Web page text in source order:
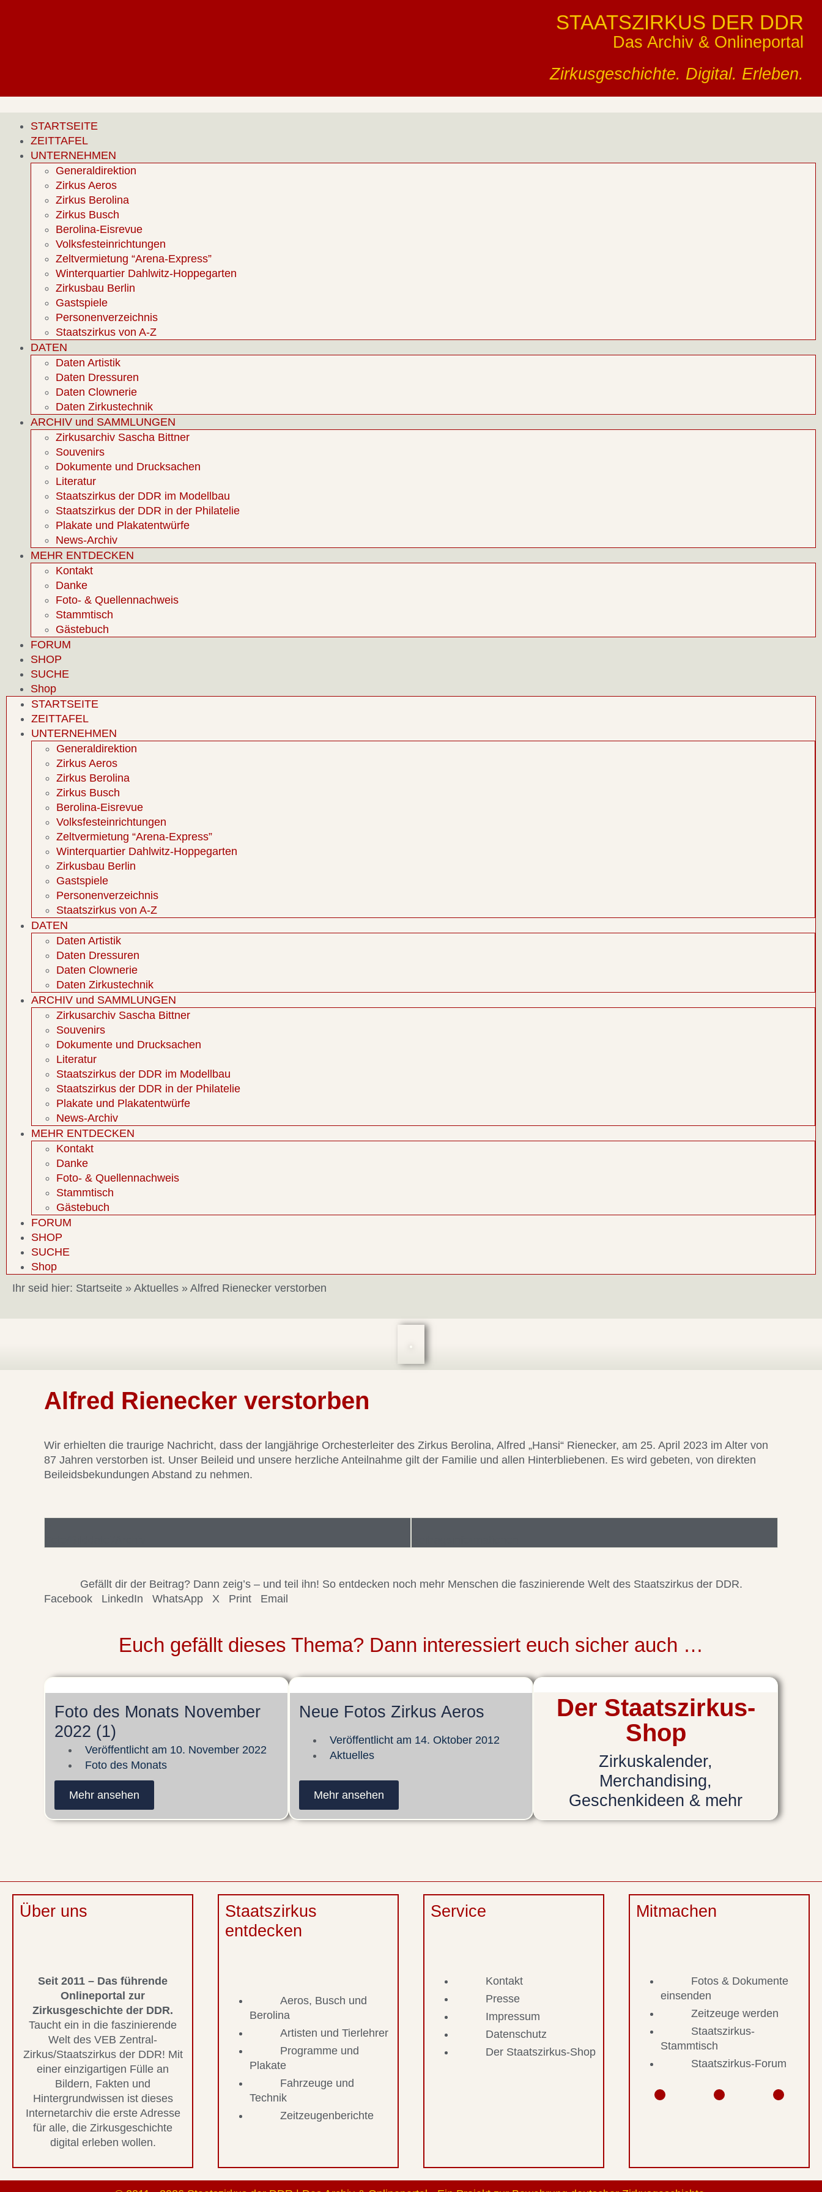
STAATSZIRKUS DER DDR
Das Archiv & Onlineportal
Zirkusgeschichte. Digital. Erleben.
STARTSEITE
ZEITTAFEL
UNTERNEHMEN
Generaldirektion
Zirkus Aeros
Zirkus Berolina
Zirkus Busch
Berolina-Eisrevue
Volksfesteinrichtungen
Zeltvermietung “Arena-Express”
Winterquartier Dahlwitz-Hoppegarten
Zirkusbau Berlin
Gastspiele
Personenverzeichnis
Staatszirkus von A-Z
DATEN
Daten Artistik
Daten Dressuren
Daten Clownerie
Daten Zirkustechnik
ARCHIV und SAMMLUNGEN
Zirkusarchiv Sascha Bittner
Souvenirs
Dokumente und Drucksachen
Literatur
Staatszirkus der DDR im Modellbau
Staatszirkus der DDR in der Philatelie
Plakate und Plakatentwürfe
News-Archiv
MEHR ENTDECKEN
Kontakt
Danke
Foto- & Quellennachweis
Stammtisch
Gästebuch
FORUM
SHOP
SUCHE
Shop
STARTSEITE
ZEITTAFEL
UNTERNEHMEN
Generaldirektion
Zirkus Aeros
Zirkus Berolina
Zirkus Busch
Berolina-Eisrevue
Volksfesteinrichtungen
Zeltvermietung “Arena-Express”
Winterquartier Dahlwitz-Hoppegarten
Zirkusbau Berlin
Gastspiele
Personenverzeichnis
Staatszirkus von A-Z
DATEN
Daten Artistik
Daten Dressuren
Daten Clownerie
Daten Zirkustechnik
ARCHIV und SAMMLUNGEN
Zirkusarchiv Sascha Bittner
Souvenirs
Dokumente und Drucksachen
Literatur
Staatszirkus der DDR im Modellbau
Staatszirkus der DDR in der Philatelie
Plakate und Plakatentwürfe
News-Archiv
MEHR ENTDECKEN
Kontakt
Danke
Foto- & Quellennachweis
Stammtisch
Gästebuch
FORUM
SHOP
SUCHE
Shop
Ihr seid hier: Startseite » Aktuelles » Alfred Rienecker verstorben
Alfred Rienecker verstorben
Wir erhielten die traurige Nachricht, dass der langjährige Orchesterleiter des Zirkus Berolina, Alfred „Hansi“ Rienecker, am 25. April 2023 im Alter von
87 Jahren verstorben ist. Unser Beileid und unsere herzliche Anteilnahme gilt der Familie und allen Hinterbliebenen. Es wird gebeten, von direkten
Beileidsbekundungen Abstand zu nehmen.
Gefällt dir der Beitrag? Dann zeig’s – und teil ihn! So entdecken noch mehr Menschen die faszinierende Welt des Staatszirkus der DDR.
Facebook
LinkedIn WhatsApp X Print Email
Euch gefällt dieses Thema? Dann interessiert euch sicher auch …
Foto des Monats November
2022 (1)
Veröffentlicht am 10. November 2022
Foto des Monats
Mehr ansehen
Neue Fotos Zirkus Aeros
Veröffentlicht am 14. Oktober 2012
Aktuelles
Mehr ansehen
Der Staatszirkus-
Shop
Zirkuskalender,
Merchandising,
Geschenkideen & mehr
Über uns
Seit 2011 – Das führende
Onlineportal zur
Zirkusgeschichte der DDR.
Taucht ein in die faszinierende
Welt des VEB Zentral-
Zirkus/Staatszirkus der DDR! Mit
einer einzigartigen Fülle an
Bildern, Fakten und
Hintergrundwissen ist dieses
Internetarchiv die erste Adresse
für alle, die Zirkusgeschichte
digital erleben wollen.
Staatszirkus
entdecken
Aeros, Busch und
Berolina
Artisten und Tierlehrer
Programme und
Plakate
Fahrzeuge und
Technik
Zeitzeugenberichte
Service
Kontakt
Presse
Impressum
Datenschutz
Der Staatszirkus-Shop
Mitmachen
Fotos & Dokumente
einsenden
Zeitzeuge werden
Staatszirkus-
Stammtisch
Staatszirkus-Forum